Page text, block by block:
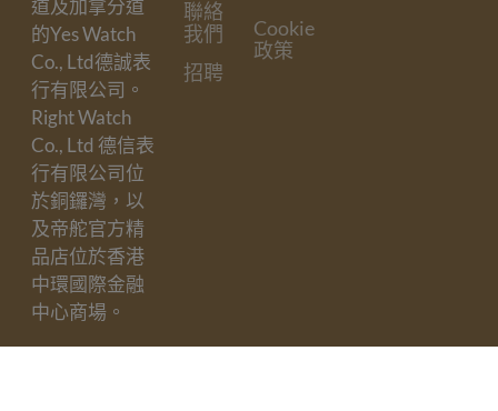
聯絡
我們
招聘
Cookie
政策
道及加拿分道
的Yes Watch
Co., Ltd德誠表
行有限公司。
Right Watch
Co., Ltd 德信表
行有限公司位
於銅鑼灣，以
及帝舵官方精
品店位於香港
中環國際金融
中心商場。